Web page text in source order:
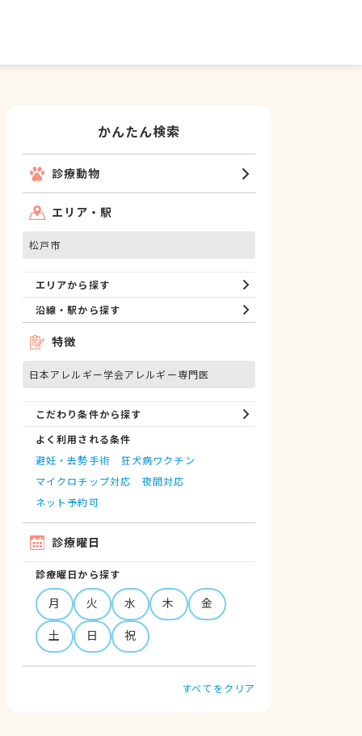
かんたん検索
診療動物
エリア・駅
松戸市
エリアから探す
沿線・駅から探す
特徴
日本アレルギー学会アレルギー専門医
こだわり条件から探す
よく利用される条件
避妊・去勢手術
狂犬病ワクチン
マイクロチップ対応
夜間対応
ネット予約可
診療曜日
診療曜日から探す
月 火 水 木
金
土
日 祝
すべてをクリア